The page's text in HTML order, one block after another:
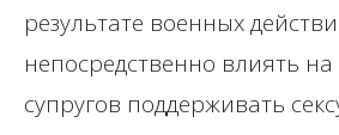
результате военных
непосредственно влиять
супругов поддерживать